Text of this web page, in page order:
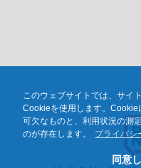
このウェブサイトでは、サイ
Cookieを使用します。Cookie
可欠なものと、利用状況の測
のが存在します。
プライバシ
同意